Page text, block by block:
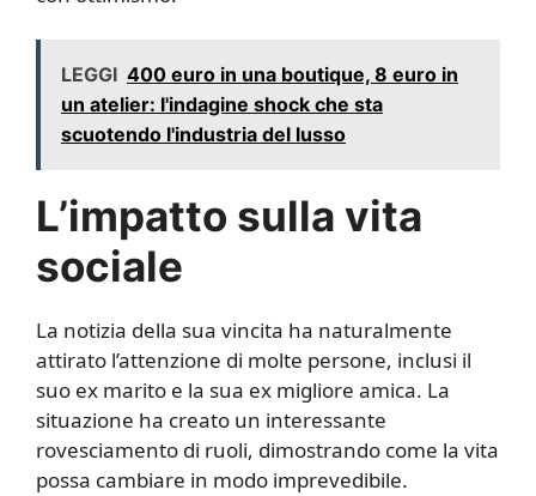
LEGGI 400 euro in una boutique, 8 euro in
un atelier: l'indagine shock che sta
scuotendo l'industria del lusso
L’impatto sulla vita
sociale
La notizia della sua vincita ha naturalmente
attirato l’attenzione di molte persone, inclusi il
suo ex marito e la sua ex migliore amica. La
situazione ha creato un interessante
rovesciamento di ruoli, dimostrando come la vita
possa cambiare in modo imprevedibile.